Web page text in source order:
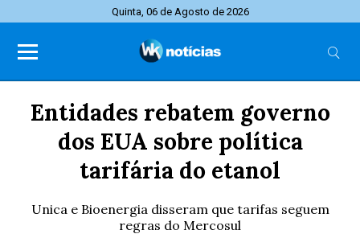
Quinta, 06 de Agosto de 2026
Entidades rebatem governo
dos EUA sobre política
tarifária do etanol
Unica e Bioenergia disseram que tarifas seguem
regras do Mercosul